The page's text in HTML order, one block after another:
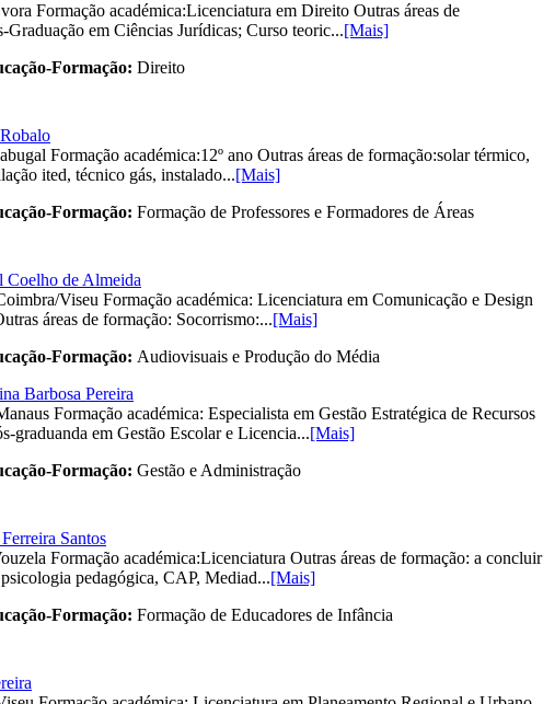
Formação académica:Licenciatura em Direito Outras áreas de
Graduação em Ciências Jurídicas; Curso teoric...[Mais]
Formação: Direito
Formação académica:12º ano Outras áreas de formação:solar térmico,
ited, técnico gás, instalado...[Mais]
Formação: Formação de Professores e Formadores de Áreas
Coelho de Almeida
Viseu Formação académica: Licenciatura em Comunicação e Design
áreas de formação: Socorrismo:...[Mais]
Formação: Audiovisuais e Produção do Média
Barbosa Pereira
Formação académica: Especialista em Gestão Estratégica de Recursos
graduanda em Gestão Escolar e Licencia...[Mais]
Formação: Gestão e Administração
Santos
Formação académica:Licenciatura Outras áreas de formação: a concluir
pedagógica, CAP, Mediad...[Mais]
Formação: Formação de Educadores de Infância